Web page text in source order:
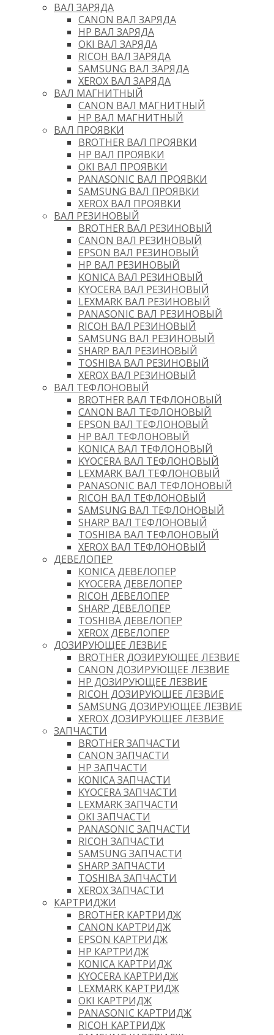
ВАЛ ЗАРЯДА
CANON ВАЛ ЗАРЯДА
HP ВАЛ ЗАРЯДА
OKI ВАЛ ЗАРЯДА
RICOH ВАЛ ЗАРЯДА
SAMSUNG ВАЛ ЗАРЯДА
XEROX ВАЛ ЗАРЯДА
ВАЛ МАГНИТНЫЙ
CANON ВАЛ МАГНИТНЫЙ
HP ВАЛ МАГНИТНЫЙ
ВАЛ ПРОЯВКИ
BROTHER ВАЛ ПРОЯВКИ
HP ВАЛ ПРОЯВКИ
OKI ВАЛ ПРОЯВКИ
PANASONIC ВАЛ ПРОЯВКИ
SAMSUNG ВАЛ ПРОЯВКИ
XEROX ВАЛ ПРОЯВКИ
ВАЛ РЕЗИНОВЫЙ
BROTHER ВАЛ РЕЗИНОВЫЙ
CANON ВАЛ РЕЗИНОВЫЙ
EPSON ВАЛ РЕЗИНОВЫЙ
HP ВАЛ РЕЗИНОВЫЙ
KONICA ВАЛ РЕЗИНОВЫЙ
KYOCERA ВАЛ РЕЗИНОВЫЙ
LEXMARK ВАЛ РЕЗИНОВЫЙ
PANASONIC ВАЛ РЕЗИНОВЫЙ
RICOH ВАЛ РЕЗИНОВЫЙ
SAMSUNG ВАЛ РЕЗИНОВЫЙ
SHARP ВАЛ РЕЗИНОВЫЙ
TOSHIBA ВАЛ РЕЗИНОВЫЙ
XEROX ВАЛ РЕЗИНОВЫЙ
ВАЛ ТЕФЛОНОВЫЙ
BROTHER ВАЛ ТЕФЛОНОВЫЙ
CANON ВАЛ ТЕФЛОНОВЫЙ
EPSON ВАЛ ТЕФЛОНОВЫЙ
HP ВАЛ ТЕФЛОНОВЫЙ
KONICA ВАЛ ТЕФЛОНОВЫЙ
KYOCERA ВАЛ ТЕФЛОНОВЫЙ
LEXMARK ВАЛ ТЕФЛОНОВЫЙ
PANASONIC ВАЛ ТЕФЛОНОВЫЙ
RICOH ВАЛ ТЕФЛОНОВЫЙ
SAMSUNG ВАЛ ТЕФЛОНОВЫЙ
SHARP ВАЛ ТЕФЛОНОВЫЙ
TOSHIBA ВАЛ ТЕФЛОНОВЫЙ
XEROX ВАЛ ТЕФЛОНОВЫЙ
ДЕВЕЛОПЕР
KONICA ДЕВЕЛОПЕР
KYOCERA ДЕВЕЛОПЕР
RICOH ДЕВЕЛОПЕР
SHARP ДЕВЕЛОПЕР
TOSHIBA ДЕВЕЛОПЕР
XEROX ДЕВЕЛОПЕР
ДОЗИРУЮЩЕЕ ЛЕЗВИЕ
BROTHER ДОЗИРУЮЩЕЕ ЛЕЗВИЕ
CANON ДОЗИРУЮЩЕЕ ЛЕЗВИЕ
HP ДОЗИРУЮЩЕЕ ЛЕЗВИЕ
RICOH ДОЗИРУЮЩЕЕ ЛЕЗВИЕ
SAMSUNG ДОЗИРУЮЩЕЕ ЛЕЗВИЕ
XEROX ДОЗИРУЮЩЕЕ ЛЕЗВИЕ
ЗАПЧАСТИ
BROTHER ЗАПЧАСТИ
CANON ЗАПЧАСТИ
HP ЗАПЧАСТИ
KONICA ЗАПЧАСТИ
KYOCERA ЗАПЧАСТИ
LEXMARK ЗАПЧАСТИ
OKI ЗАПЧАСТИ
PANASONIC ЗАПЧАСТИ
RICOH ЗАПЧАСТИ
SAMSUNG ЗАПЧАСТИ
SHARP ЗАПЧАСТИ
TOSHIBA ЗАПЧАСТИ
XEROX ЗАПЧАСТИ
КАРТРИДЖИ
BROTHER КАРТРИДЖ
CANON КАРТРИДЖ
EPSON КАРТРИДЖ
HP КАРТРИДЖ
KONICA КАРТРИДЖ
KYOCERA КАРТРИДЖ
LEXMARK КАРТРИДЖ
OKI КАРТРИДЖ
PANASONIC КАРТРИДЖ
RICOH КАРТРИДЖ